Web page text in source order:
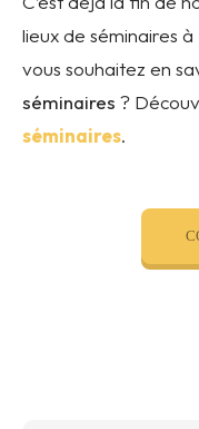
lieux de séminaires
vous souhaitez en
séminaires ?
séminaires.